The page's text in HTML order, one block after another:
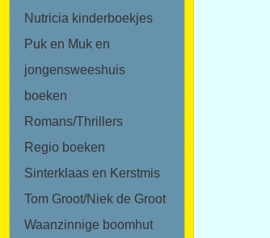
Nutricia kinderboekjes
Puk en Muk en
jongensweeshuis
boeken
Romans/Thrillers
Regio boeken
Sinterklaas en Kerstmis
Tom Groot/Niek de Groot
Waanzinnige boomhut